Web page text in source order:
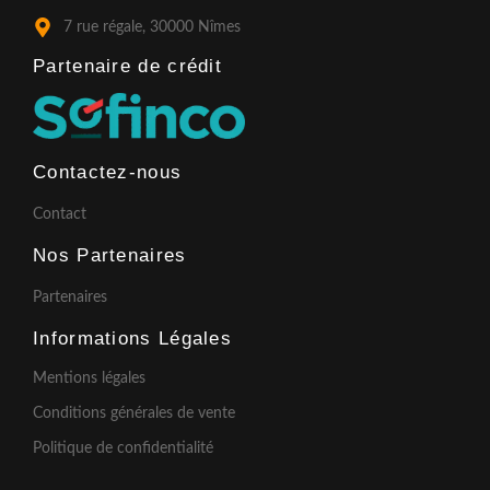
f
7 rue régale, 30000 Nîmes
Partenaire de crédit​
Contactez-nous
Contact
Nos Partenaires
Partenaires
Informations Légales
Mentions légales
Conditions générales de vente
Politique de confidentialité